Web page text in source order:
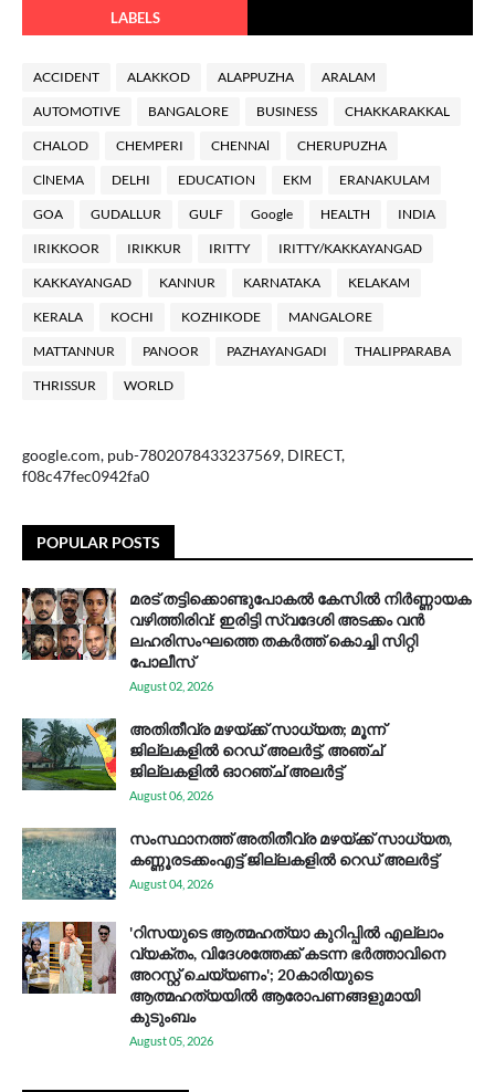
LABELS
ACCIDENT ALAKKOD ALAPPUZHA ARALAM
AUTOMOTIVE BANGALORE BUSINESS CHAKKARAKKAL
CHALOD CHEMPERI CHENNAl CHERUPUZHA
ClNEMA DELHI EDUCATION EKM ERANAKULAM
GOA GUDALLUR GULF Google HEALTH INDIA
IRIKKOOR IRIKKUR IRITTY IRITTY/KAKKAYANGAD
KAKKAYANGAD KANNUR KARNATAKA KELAKAM
KERALA KOCHI KOZHIKODE MANGALORE
MATTANNUR PANOOR PAZHAYANGADI THALIPPARABA
THRISSUR WORLD
google.com, pub-7802078433237569, DIRECT,
f08c47fec0942fa0
POPULAR POSTS
മരട് തട്ടിക്കൊണ്ടുപോകൽ കേസിൽ നിർണ്ണായക
വഴിത്തിരിവ്: ഇരിട്ടി സ്വദേശി അടക്കം വൻ
ലഹരിസംഘത്തെ തകർത്ത് കൊച്ചി സിറ്റി
പോലീസ്
August 02, 2026
അതിതീവ്ര മഴയ്ക്ക് സാധ്യത; മൂന്ന്
ജില്ലകളിൽ റെഡ് അലർട്ട്, അഞ്ച്
ജില്ലകളിൽ ഓറഞ്ച് അലർട്ട്
August 06, 2026
സം​സ്ഥാ​ന​ത്ത് അ​തി​തീ​വ്ര മ​ഴ​യ്ക്ക് സാ​ധ്യ​ത,
കണ്ണൂരടക്കംഎ​ട്ട് ജി​ല്ല​ക​ളി​ൽ റെ​ഡ് അ​ലർ​ട്ട്
August 04, 2026
'റിസയുടെ ആത്മഹത്യാ കുറിപ്പിൽ എല്ലാം
വ്യക്തം, വിദേശത്തേക്ക് കടന്ന ഭർത്താവിനെ
അറസ്റ്റ് ചെയ്യണം'; 20കാരിയുടെ
ആത്മഹത്യയിൽ ആരോപണങ്ങളുമായി
കുടുംബം
August 05, 2026